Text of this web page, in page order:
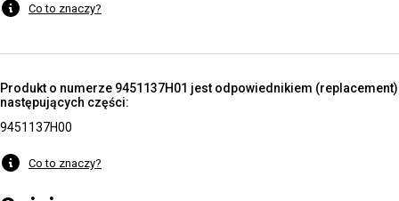
Co to znaczy?
Produkt o numerze 9451137H01 jest odpowiednikiem (replacement)
następujących części:
9451137H00
Co to znaczy?